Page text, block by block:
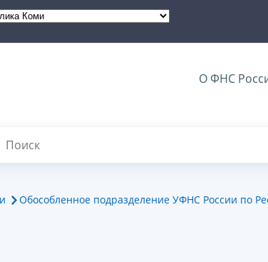
О ФНС
Обособленное подразделение УФНС России по